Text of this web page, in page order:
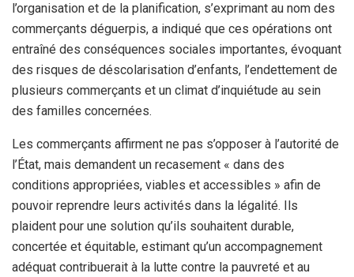
l’organisation et de la planification, s’exprimant au nom des
commerçants déguerpis, a indiqué que ces opérations ont
entraîné des conséquences sociales importantes, évoquant
des risques de déscolarisation d’enfants, l’endettement de
plusieurs commerçants et un climat d’inquiétude au sein
des familles concernées.
Les commerçants affirment ne pas s’opposer à l’autorité de
l’État, mais demandent un recasement « dans des
conditions appropriées, viables et accessibles » afin de
pouvoir reprendre leurs activités dans la légalité. Ils
plaident pour une solution qu’ils souhaitent durable,
concertée et équitable, estimant qu’un accompagnement
adéquat contribuerait à la lutte contre la pauvreté et au